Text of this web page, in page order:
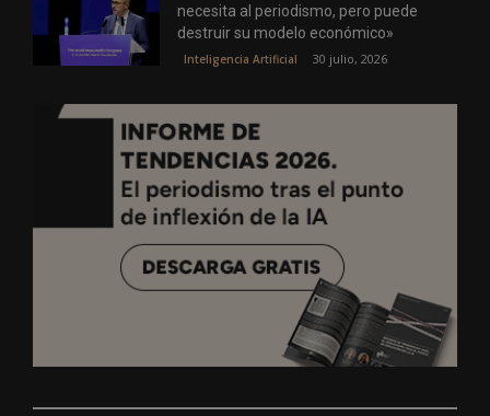
necesita al periodismo, pero puede
destruir su modelo económico»
Inteligencia Artificial 30 julio, 2026